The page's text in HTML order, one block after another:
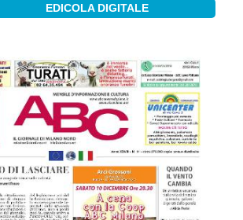
EDICOLA DIGITALE